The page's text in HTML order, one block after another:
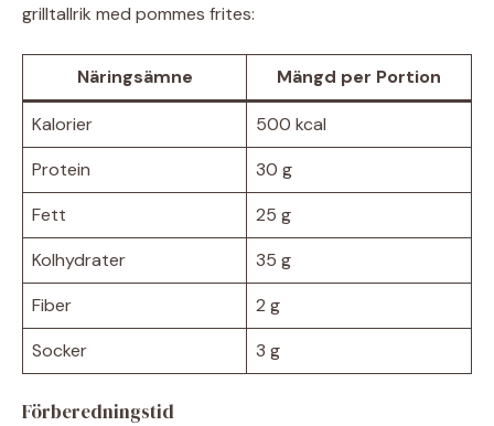
grilltallrik med pommes frites:
Näringsämne Mängd per Portion
Kalorier
500 kcal
Protein
30 g
Fett
25 g
Kolhydrater
35 g
Fiber
2 g
Socker
3 g
Förberedningstid